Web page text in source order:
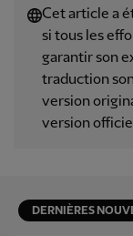
Cet article a
si tous les
garantir son
traduction
version
version
DERNIÈRES